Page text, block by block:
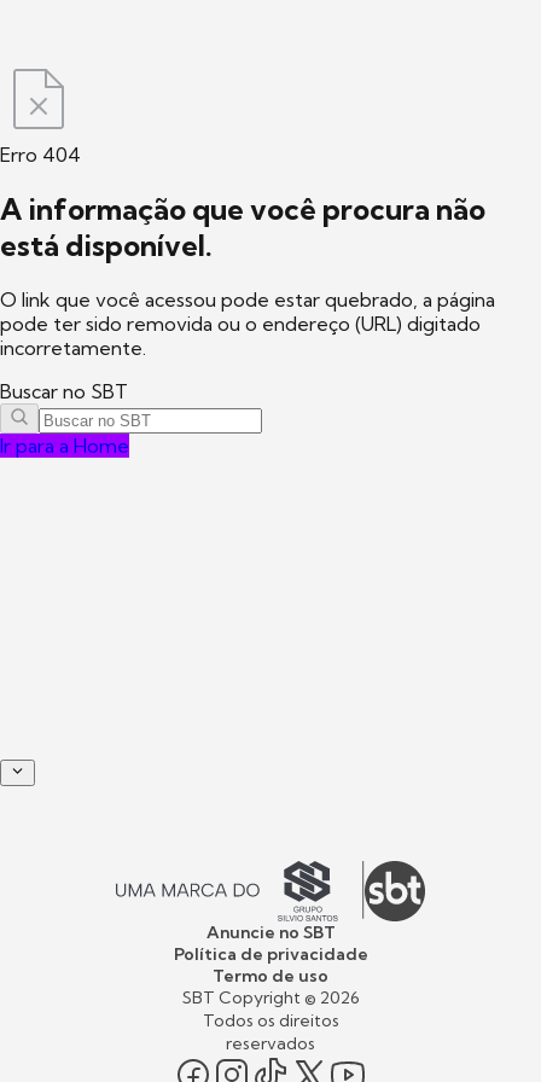
Erro 404
A informação que você procura não
está disponível.
O link que você acessou pode estar quebrado, a página
pode ter sido removida ou o endereço (URL) digitado
incorretamente.
Buscar no SBT
Ir para a Home
Anuncie no SBT
Política de privacidade
Termo de uso
SBT Copyright © 2026
Todos os direitos
reservados